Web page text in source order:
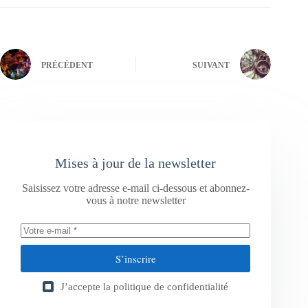
PRÉCÉDENT SUIVANT
Mises à jour de la newsletter
Saisissez votre adresse e-mail ci-dessous et abonnez-
vous à notre newsletter
S’inscrire
J’accepte la politique de confidentialité